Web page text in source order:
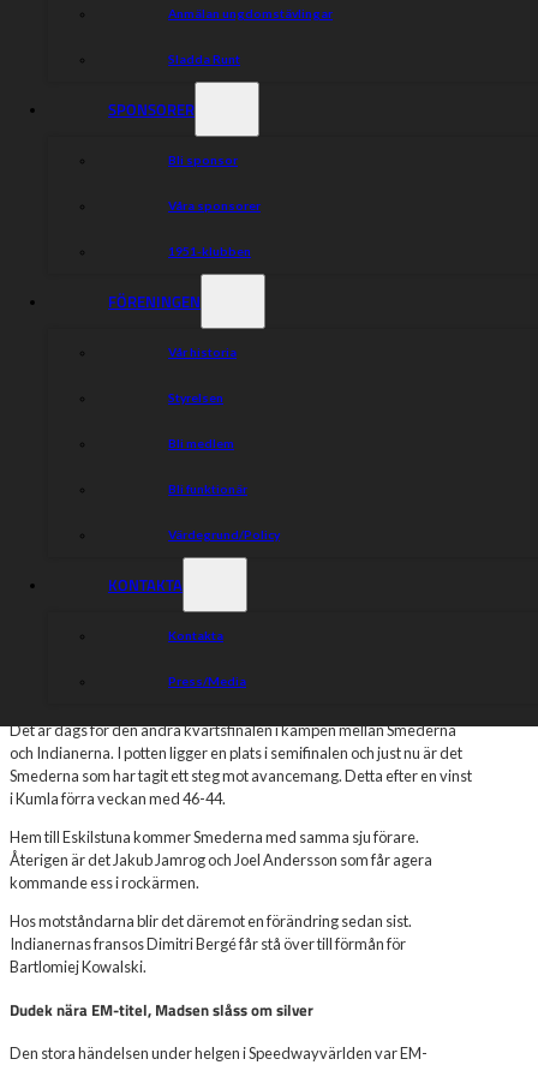
Anmälan ungdomstävlingar
Sladda Runt
SPONSORER
Bli sponsor
Våra sponsorer
1951-klubben
FÖRENINGEN
Vår historia
Styrelsen
Bli medlem
Bli funktionär
Värdegrund/Policy
KONTAKTA
Kontakta
Press/Media
startsjuan finns ett gäng stekheta förare som går för semifinal.
Det är dags för den andra kvartsfinalen i kampen mellan Smederna
och Indianerna. I potten ligger en plats i semifinalen och just nu är det
Smederna som har tagit ett steg mot avancemang. Detta efter en vinst
i Kumla förra veckan med 46-44.
Hem till Eskilstuna kommer Smederna med samma sju förare.
Återigen är det Jakub Jamrog och Joel Andersson som får agera
kommande ess i rockärmen.
Hos motståndarna blir det däremot en förändring sedan sist.
Indianernas fransos Dimitri Bergé får stå över till förmån för
Bartlomiej Kowalski.
Dudek nära EM-titel, Madsen slåss om silver
Den stora händelsen under helgen i Speedwayvärlden var EM-